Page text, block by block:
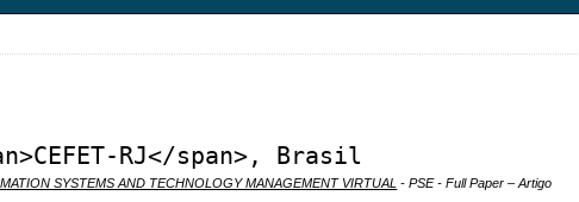
RJ</span>, Brasil
SYSTEMS AND TECHNOLOGY MANAGEMENT VIRTUAL - PSE - Full Paper – Artigo